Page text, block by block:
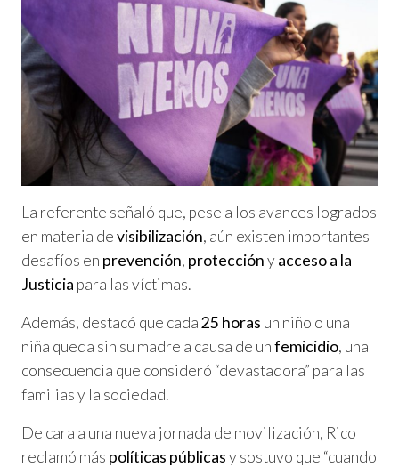
La referente señaló que, pese a los avances logrados
en materia devisibilización, aún existen importantes
desafíos en prevención, protecciónyacceso a la
Justicia para las víctimas.
Además, destacó que cada25 horas un niño o una
niña queda sin su madre a causa de unfemicidio, una
consecuencia que consideró “devastadora” para las
familias y la sociedad.
De cara a una nueva jornada de movilización, Rico
reclamó más políticas públicasy sostuvo que “cuando